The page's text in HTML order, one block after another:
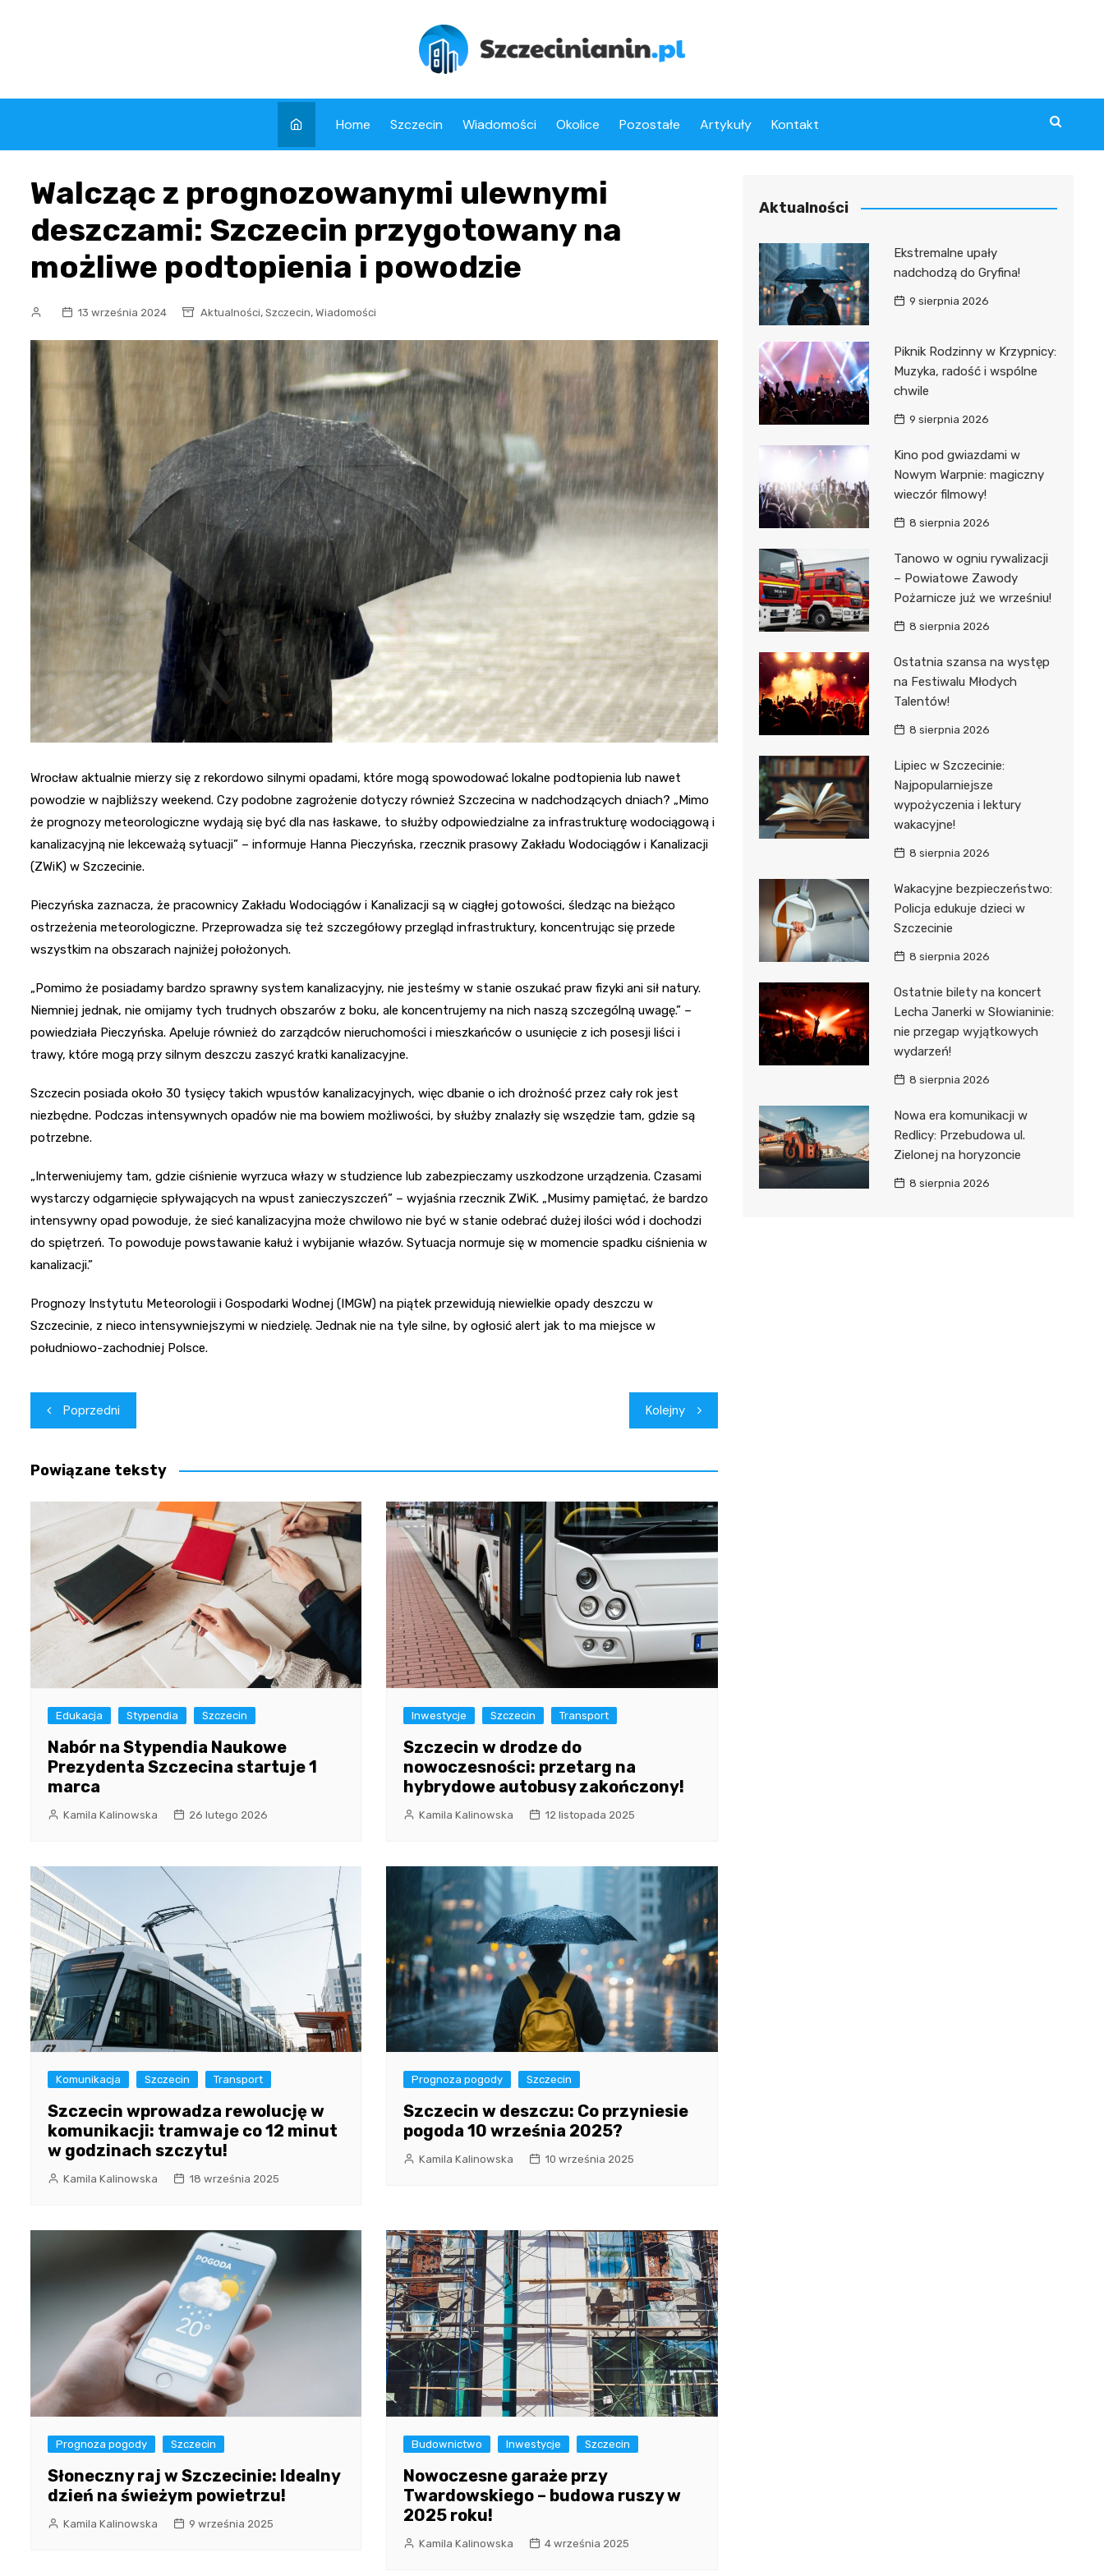
Home Szczecin Wiadomości Okolice Pozostałe Artykuły Kontakt
Walcząc z prognozowanymi ulewnymi
deszczami: Szczecin przygotowany na
możliwe podtopienia i powodzie
13 września 2024 Aktualności, Szczecin, Wiadomości
Wrocław aktualnie mierzy się z rekordowo silnymi opadami, które mogą spowodować lokalne podtopienia lub nawet
powodzie w najbliższy weekend. Czy podobne zagrożenie dotyczy również Szczecina w nadchodzących dniach? „Mimo
że prognozy meteorologiczne wydają się być dla nas łaskawe, to służby odpowiedzialne za infrastrukturę wodociągową i
kanalizacyjną nie lekceważą sytuacji” – informuje Hanna Pieczyńska, rzecznik prasowy Zakładu Wodociągów i Kanalizacji
(ZWiK) w Szczecinie.
Pieczyńska zaznacza, że pracownicy Zakładu Wodociągów i Kanalizacji są w ciągłej gotowości, śledząc na bieżąco
ostrzeżenia meteorologiczne. Przeprowadza się też szczegółowy przegląd infrastruktury, koncentrując się przede
wszystkim na obszarach najniżej położonych.
„Pomimo że posiadamy bardzo sprawny system kanalizacyjny, nie jesteśmy w stanie oszukać praw fizyki ani sił natury.
Niemniej jednak, nie omijamy tych trudnych obszarów z boku, ale koncentrujemy na nich naszą szczególną uwagę.” –
powiedziała Pieczyńska. Apeluje również do zarządców nieruchomości i mieszkańców o usunięcie z ich posesji liści i
trawy, które mogą przy silnym deszczu zaszyć kratki kanalizacyjne.
Szczecin posiada około 30 tysięcy takich wpustów kanalizacyjnych, więc dbanie o ich drożność przez cały rok jest
niezbędne. Podczas intensywnych opadów nie ma bowiem możliwości, by służby znalazły się wszędzie tam, gdzie są
potrzebne.
„Interweniujemy tam, gdzie ciśnienie wyrzuca włazy w studzience lub zabezpieczamy uszkodzone urządzenia. Czasami
wystarczy odgarnięcie spływających na wpust zanieczyszczeń” – wyjaśnia rzecznik ZWiK. „Musimy pamiętać, że bardzo
intensywny opad powoduje, że sieć kanalizacyjna może chwilowo nie być w stanie odebrać dużej ilości wód i dochodzi
do spiętrzeń. To powoduje powstawanie kałuż i wybijanie włazów. Sytuacja normuje się w momencie spadku ciśnienia w
kanalizacji.”
Prognozy Instytutu Meteorologii i Gospodarki Wodnej (IMGW) na piątek przewidują niewielkie opady deszczu w
Szczecinie, z nieco intensywniejszymi w niedzielę. Jednak nie na tyle silne, by ogłosić alert jak to ma miejsce w
południowo-zachodniej Polsce.
Nawigacja
wpisu
Poprzedni Kolejny
Powiązane teksty
Edukacja Stypendia Szczecin
Nabór na Stypendia Naukowe
Prezydenta Szczecina startuje 1
marca
Kamila Kalinowska 26 lutego 2026
Inwestycje Szczecin Transport
Szczecin w drodze do
nowoczesności: przetarg na
hybrydowe autobusy zakończony!
Kamila Kalinowska 12 listopada 2025
Komunikacja Szczecin Transport
Szczecin wprowadza rewolucję w
komunikacji: tramwaje co 12 minut
w godzinach szczytu!
Kamila Kalinowska 18 września 2025
Prognoza pogody Szczecin
Szczecin w deszczu: Co przyniesie
pogoda 10 września 2025?
Kamila Kalinowska 10 września 2025
Prognoza pogody Szczecin
Słoneczny raj w Szczecinie: Idealny
dzień na świeżym powietrzu!
Kamila Kalinowska 9 września 2025
Budownictwo Inwestycje Szczecin
Nowoczesne garaże przy
Twardowskiego – budowa ruszy w
2025 roku!
Kamila Kalinowska 4 września 2025
Aktualności
Ekstremalne upały
nadchodzą do Gryfina!
9 sierpnia 2026
Piknik Rodzinny w Krzypnicy:
Muzyka, radość i wspólne
chwile
9 sierpnia 2026
Kino pod gwiazdami w
Nowym Warpnie: magiczny
wieczór filmowy!
8 sierpnia 2026
Tanowo w ogniu rywalizacji
– Powiatowe Zawody
Pożarnicze już we wrześniu!
8 sierpnia 2026
Ostatnia szansa na występ
na Festiwalu Młodych
Talentów!
8 sierpnia 2026
Lipiec w Szczecinie:
Najpopularniejsze
wypożyczenia i lektury
wakacyjne!
8 sierpnia 2026
Wakacyjne bezpieczeństwo:
Policja edukuje dzieci w
Szczecinie
8 sierpnia 2026
Ostatnie bilety na koncert
Lecha Janerki w Słowianinie:
nie przegap wyjątkowych
wydarzeń!
8 sierpnia 2026
Nowa era komunikacji w
Redlicy: Przebudowa ul.
Zielonej na horyzoncie
8 sierpnia 2026